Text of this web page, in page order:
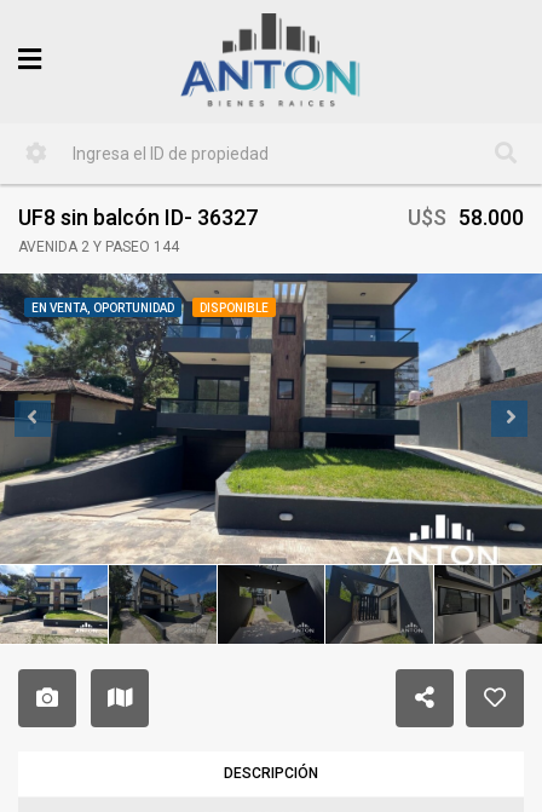
UF8 sin balcón ID- 36327
AVENIDA 2 Y PASEO 144
U$S 58.000
EN VENTA, OPORTUNIDAD DISPONIBLE
DESCRIPCIÓN